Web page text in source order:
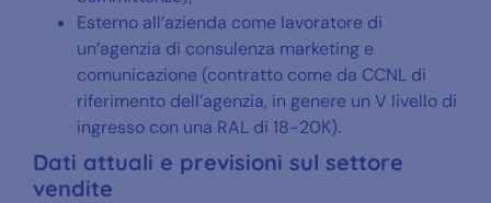
Esterno all’azienda come lavoratore di
un’agenzia di consulenza marketing e
comunicazione (contratto come da CCNL di
riferimento dell’agenzia, in genere un V livello di
ingresso con una RAL di 18-20K).
Dati attuali e previsioni sul settore
vendite